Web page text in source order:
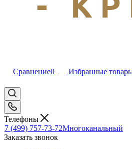
Сравнение0 Избранные
Телефоны
7 (499) 757-73-72Многоканальный
Заказать звонок